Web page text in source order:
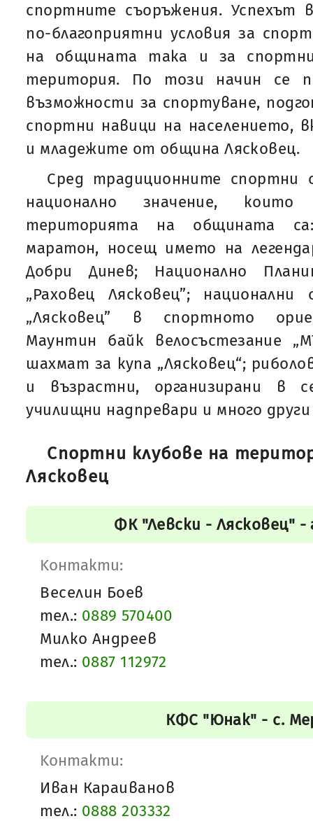
спортните съоръжения. Успехът
по-благоприятни условия за
на общината така и за
територия. По този начин се
възможности за спортуване,
спортни навици на населението,
и младежите от община Лясковец.
Сред традиционните
национално значение,
територията на общината
маратон, носещ името на
Добри Динев; Национално
„Раховец Лясковец”; национални
„Лясковец” в спортното
Маунтин байк велосъстезание
шахмат за купа „Лясковец“;
и възрастни, организирани в
училищни надпревари и много
Спортни клубове на
Лясковец
ФК "Левски - Лясковец" -
Kонтакти:
Веселин Боев
тел.: 0889 570400
Милко Андреев
тел.: 0887 112972
КФС "Юнак" - с.
Kонтакти:
Иван Караиванов
тел.: 0888 203332